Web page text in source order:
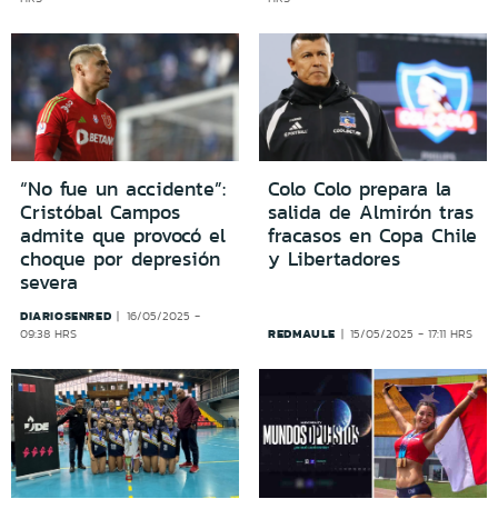
“No fue un accidente”:
Cristóbal Campos
admite que provocó el
choque por depresión
severa
DIARIOSENRED
16/05/2025 -
09:38 HRS
Colo Colo prepara la
salida de Almirón tras
fracasos en Copa Chile
y Libertadores
REDMAULE 15/05/2025 - 17:11 HRS